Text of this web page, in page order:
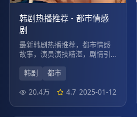
韩剧热播推荐 - 都市情感
剧
最新韩剧热播推荐，都市情感
故事，演员演技精湛，剧情引
韩剧
都市
20.4万
4.7 2025-01-12